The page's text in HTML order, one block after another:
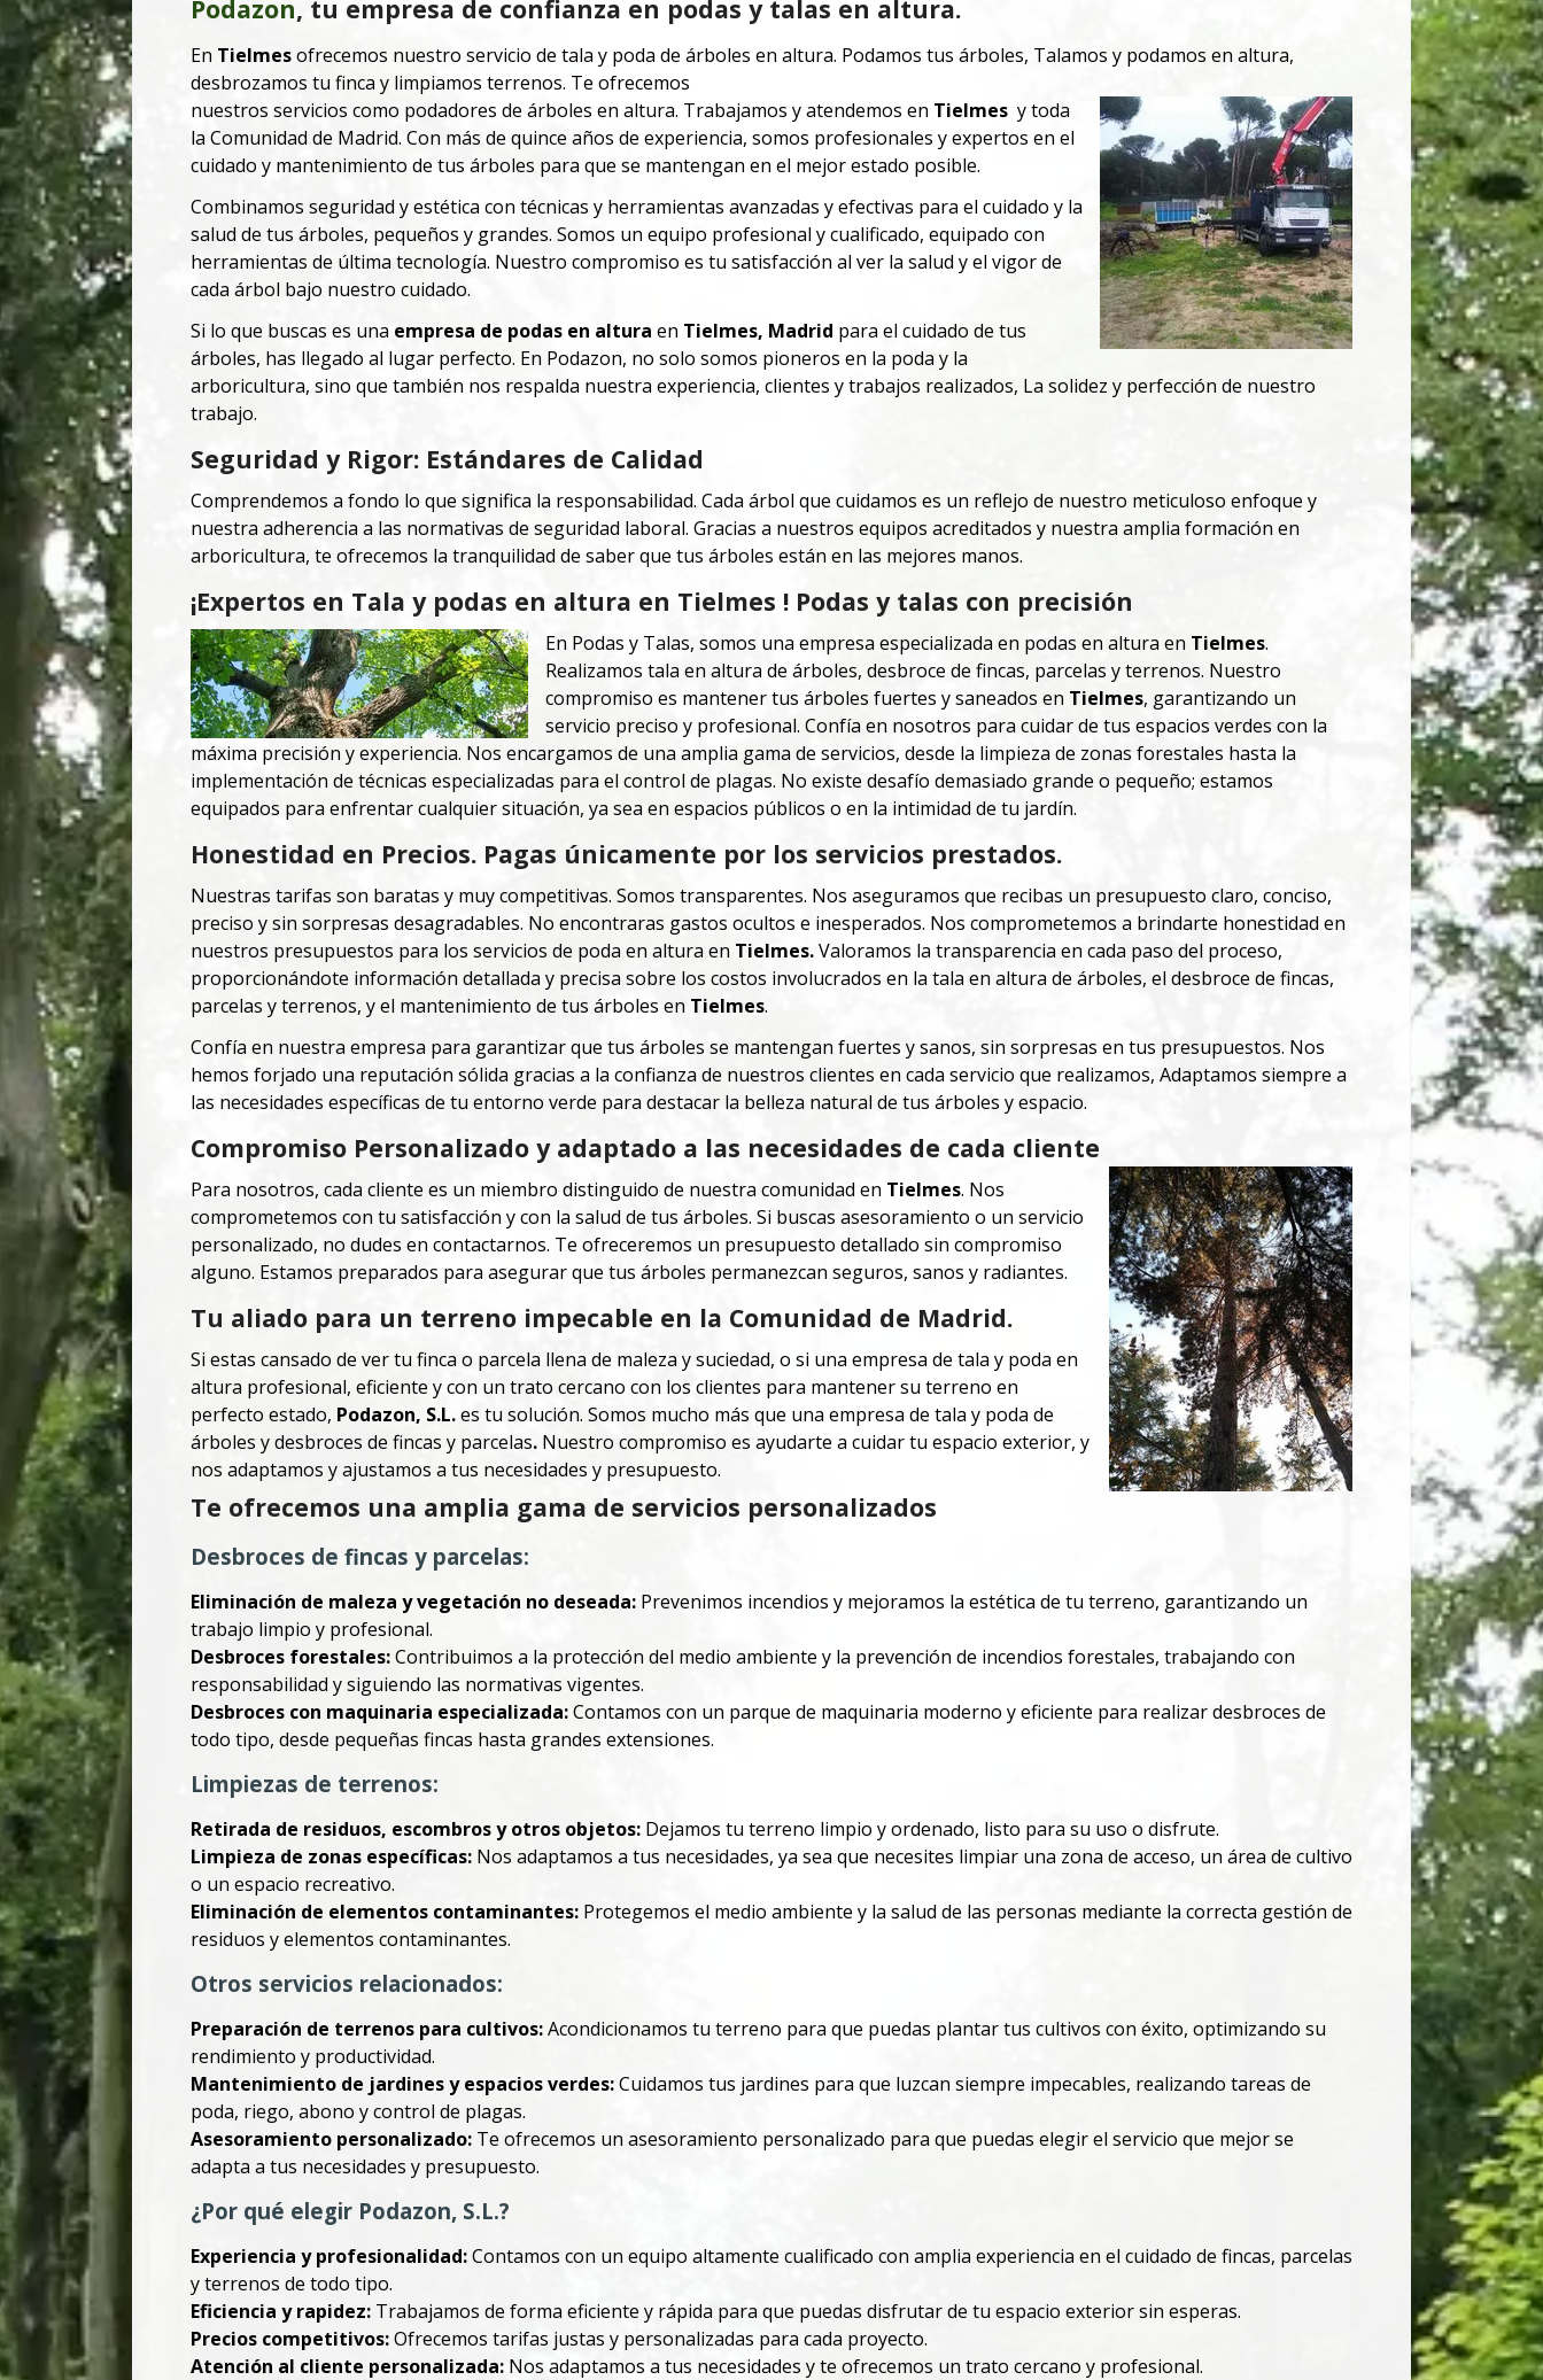
Podazon, tu empresa de confianza en podas y talas en altura.
En Tielmesofrecemos nuestro servicio de tala y poda de árboles en altura. Podamos tus árboles, Talamos y podamos en altura,
desbrozamos tu finca y limpiamos terrenos. Te ofrecemos
nuestros servicios como podadores de árboles en altura. Trabajamos y atendemos en Tielmes y toda
la Comunidad de Madrid. Con más de quince años de experiencia, somos profesionales y expertos en el
cuidado y mantenimiento de tus árboles para que se mantengan en el mejor estado posible.
Combinamos seguridad y estética con técnicas y herramientas avanzadas y efectivas para el cuidado y la
salud de tus árboles, pequeños y grandes. Somos un equipo profesional y cualificado, equipado con
herramientas de última tecnología. Nuestro compromiso es tu satisfacción al ver la salud y el vigor de
cada árbol bajo nuestro cuidado.
Si lo que buscas es una empresa de podas en altura en Tielmes, Madrid para el cuidado de tus
árboles, has llegado al lugar perfecto. En Podazon, no solo somos pioneros en la poda y la
arboricultura, sino que también nos respalda nuestra experiencia, clientes y trabajos realizados, La solidez y perfección de nuestro
trabajo.
Seguridad y Rigor: Estándares de Calidad
Comprendemos a fondo lo que significa la responsabilidad. Cada árbol que cuidamos es un reflejo de nuestro meticuloso enfoque y
nuestra adherencia a las normativas de seguridad laboral. Gracias a nuestros equipos acreditados y nuestra amplia formación en
arboricultura, te ofrecemos la tranquilidad de saber que tus árboles están en las mejores manos.
¡Expertos en Tala y podas en altura en Tielmes ! Podas y talas con precisión
En Podas y Talas, somos una empresa especializada en podas en altura en Tielmes.
Realizamos tala en altura de árboles, desbroce de fincas, parcelas y terrenos. Nuestro
compromiso es mantener tus árboles fuertes y saneados en Tielmes, garantizando un
servicio preciso y profesional. Confía en nosotros para cuidar de tus espacios verdes con la
máxima precisión y experiencia. Nos encargamos de una amplia gama de servicios, desde la limpieza de zonas forestales hasta la
implementación de técnicas especializadas para el control de plagas. No existe desafío demasiado grande o pequeño; estamos
equipados para enfrentar cualquier situación, ya sea en espacios públicos o en la intimidad de tu jardín.
Honestidad en Precios. Pagas únicamente por los servicios prestados.
Nuestras tarifas son baratas y muy competitivas. Somos transparentes. Nos aseguramos que recibas un presupuesto claro, conciso,
preciso y sin sorpresas desagradables. No encontraras gastos ocultos e inesperados. Nos comprometemos a brindarte honestidad en
nuestros presupuestos para los servicios de poda en altura en Tielmes.Valoramos la transparencia en cada paso del proceso,
proporcionándote información detallada y precisa sobre los costos involucrados en la tala en altura de árboles, el desbroce de fincas,
parcelas y terrenos, y el mantenimiento de tus árboles en Tielmes.
Confía en nuestra empresa para garantizar que tus árboles se mantengan fuertes y sanos, sin sorpresas en tus presupuestos. Nos
hemos forjado una reputación sólida gracias a la confianza de nuestros clientes en cada servicio que realizamos, Adaptamos siempre a
las necesidades específicas de tu entorno verde para destacar la belleza natural de tus árboles y espacio.
Compromiso Personalizado y adaptado a las necesidades de cada cliente
Para nosotros, cada cliente es un miembro distinguido de nuestra comunidad en Tielmes. Nos
comprometemos con tu satisfacción y con la salud de tus árboles. Si buscas asesoramiento o un servicio
personalizado, no dudes en contactarnos. Te ofreceremos un presupuesto detallado sin compromiso
alguno. Estamos preparados para asegurar que tus árboles permanezcan seguros, sanos y radiantes.
Tu aliado para un terreno impecable en la Comunidad de Madrid.
Si estas cansado de ver tu finca o parcela llena de maleza y suciedad, o si una empresa de tala y poda en
altura profesional, eficiente y con un trato cercano con los clientes para mantener su terreno en
perfecto estado, Podazon, S.L.es tu solución. Somos mucho más que una empresa de tala y poda de
árboles y desbroces de fincas y parcelas.Nuestro compromiso es ayudarte a cuidar tu espacio exterior, y
nos adaptamos y ajustamos a tus necesidades y presupuesto.
Te ofrecemos una amplia gama de servicios personalizados
Desbroces de fincas y parcelas:
Eliminación de maleza y vegetación no deseada:Prevenimos incendios y mejoramos la estética de tu terreno, garantizando un
trabajo limpio y profesional.
Desbroces forestales:Contribuimos a la protección del medio ambiente y la prevención de incendios forestales, trabajando con
responsabilidad y siguiendo las normativas vigentes.
Desbroces con maquinaria especializada:Contamos con un parque de maquinaria moderno y eficiente para realizar desbroces de
todo tipo, desde pequeñas fincas hasta grandes extensiones.
Limpiezas de terrenos:
Retirada de residuos, escombros y otros objetos:Dejamos tu terreno limpio y ordenado, listo para su uso o disfrute.
Limpieza de zonas específicas:Nos adaptamos a tus necesidades, ya sea que necesites limpiar una zona de acceso, un área de cultivo
o un espacio recreativo.
Eliminación de elementos contaminantes:Protegemos el medio ambiente y la salud de las personas mediante la correcta gestión de
residuos y elementos contaminantes.
Otros servicios relacionados:
Preparación de terrenos para cultivos:Acondicionamos tu terreno para que puedas plantar tus cultivos con éxito, optimizando su
rendimiento y productividad.
Mantenimiento de jardines y espacios verdes:Cuidamos tus jardines para que luzcan siempre impecables, realizando tareas de
poda, riego, abono y control de plagas.
Asesoramiento personalizado:Te ofrecemos un asesoramiento personalizado para que puedas elegir el servicio que mejor se
adapta a tus necesidades y presupuesto.
¿Por qué elegir Podazon, S.L.?
Experiencia y profesionalidad:Contamos con un equipo altamente cualificado con amplia experiencia en el cuidado de fincas, parcelas
y terrenos de todo tipo.
Eficiencia y rapidez:Trabajamos de forma eficiente y rápida para que puedas disfrutar de tu espacio exterior sin esperas.
Precios competitivos:Ofrecemos tarifas justas y personalizadas para cada proyecto.
Atención al cliente personalizada:Nos adaptamos a tus necesidades y te ofrecemos un trato cercano y profesional.